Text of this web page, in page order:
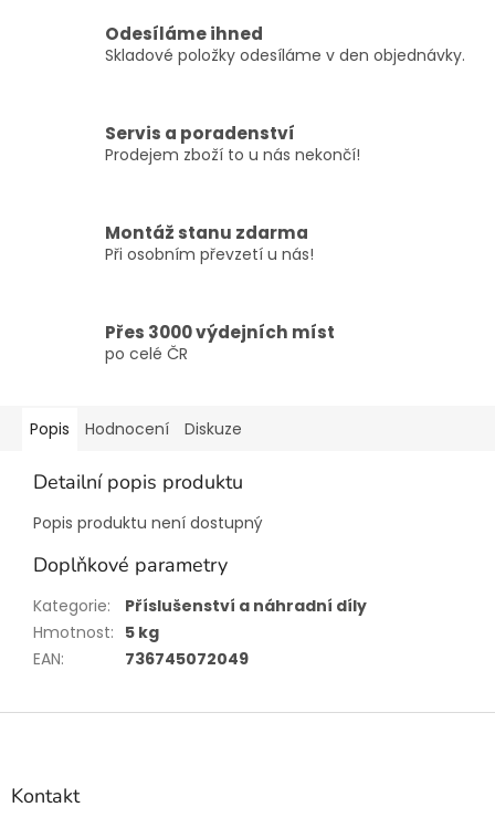
Odesíláme ihned
Skladové položky odesíláme v den objednávky.
Servis a poradenství
Prodejem zboží to u nás nekončí!
Montáž stanu zdarma
Při osobním převzetí u nás!
Přes 3000 výdejních míst
po celé ČR
Popis Hodnocení Diskuze
Detailní popis produktu
Popis produktu není dostupný
Doplňkové parametry
Kategorie:
Příslušenství a náhradní díly
Hmotnost: 5 kg
EAN: 736745072049
Z
Kontakt